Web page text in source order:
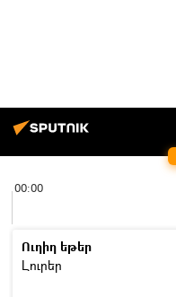
00:00
Ուղիղ եթեր
Լուրեր